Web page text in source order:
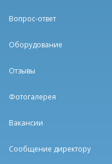
Вопрос-ответ
Оборудование
Отзывы
Фотогалерея
Вакансии
Сообщение директору